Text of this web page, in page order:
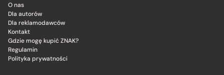
O nas
Dla autorów
Dla reklamodawców
Kontakt
Gdzie mogę kupić ZNAK?
Regulamin
Polityka prywatności